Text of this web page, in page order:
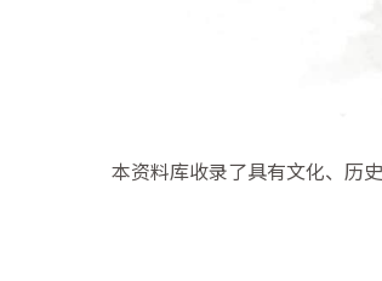
本资料库收录了具有文化、历